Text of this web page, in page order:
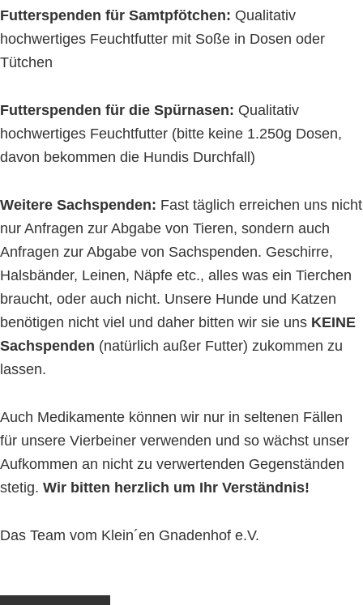
Futterspenden für Samtpfötchen: Qualitativ
hochwertiges Feuchtfutter mit Soße in Dosen oder
Tütchen
Futterspenden für die Spürnasen: Qualitativ
hochwertiges Feuchtfutter (bitte keine 1.250g Dosen,
davon bekommen die Hundis Durchfall)
Weitere Sachspenden: Fast täglich erreichen uns nicht
nur Anfragen zur Abgabe von Tieren, sondern auch
Anfragen zur Abgabe von Sachspenden. Geschirre,
Halsbänder, Leinen, Näpfe etc., alles was ein Tierchen
braucht, oder auch nicht. Unsere Hunde und Katzen
benötigen nicht viel und daher bitten wir sie uns KEINE
Sachspenden (natürlich außer Futter) zukommen zu
lassen.
Auch Medikamente können wir nur in seltenen Fällen
für unsere Vierbeiner verwenden und so wächst unser
Aufkommen an nicht zu verwertenden Gegenständen
stetig. Wir bitten herzlich um Ihr Verständnis!
Das Team vom Klein´en Gnadenhof e.V.